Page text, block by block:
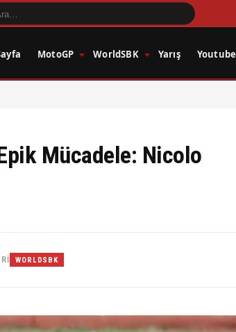
MotoGP WorldSBK Yarış Youtube
Mücadele: Nicolo
WORLDSBK